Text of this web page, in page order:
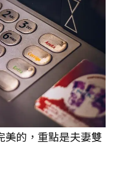
美的，重點是夫妻雙